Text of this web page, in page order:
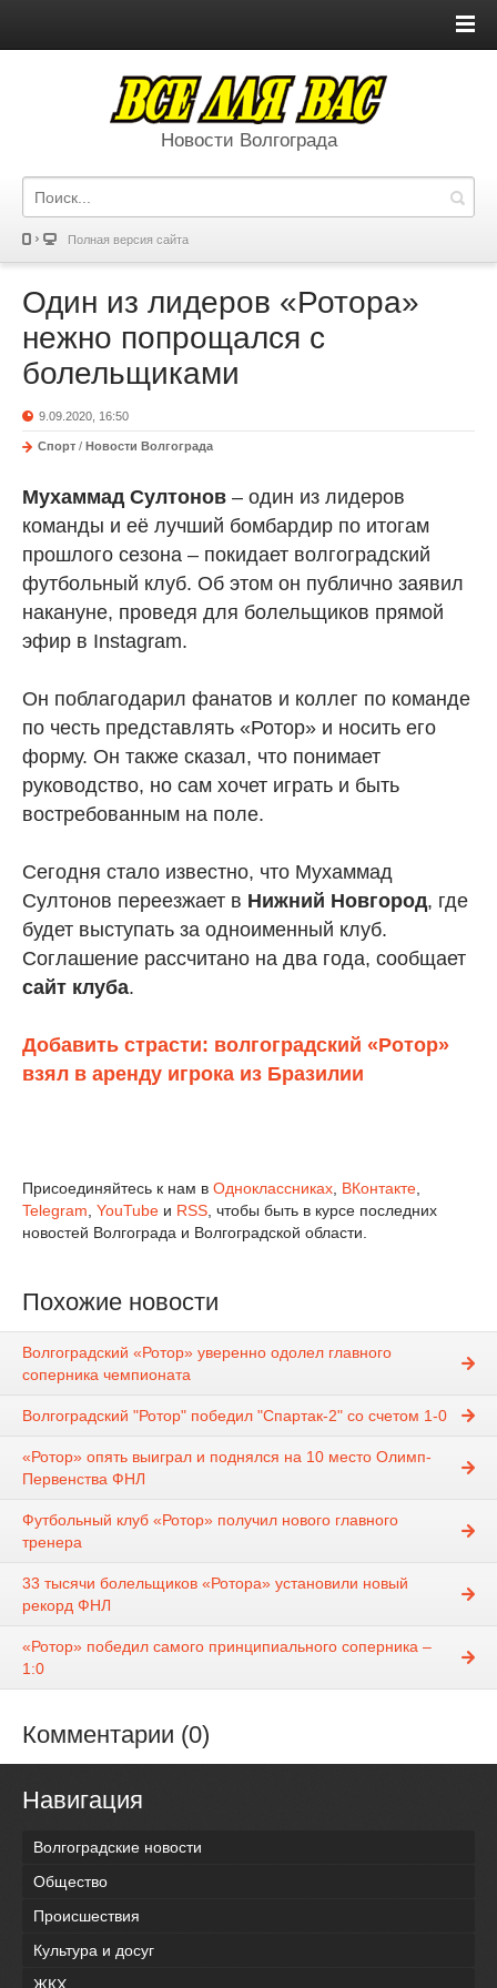
Новости Волгограда
Полная версия сайта
Один из лидеров «Ротора»
нежно попрощался с
болельщиками
9.09.2020, 16:50
Спорт / Новости Волгограда
Мухаммад Султонов – один из лидеров
команды и её лучший бомбардир по итогам
прошлого сезона – покидает волгоградский
футбольный клуб. Об этом он публично заявил
накануне, проведя для болельщиков прямой
эфир в Instagram.
Он поблагодарил фанатов и коллег по команде
по честь представлять «Ротор» и носить его
форму. Он также сказал, что понимает
руководство, но сам хочет играть и быть
востребованным на поле.
Сегодня стало известно, что Мухаммад
Султонов переезжает в Нижний Новгород, где
будет выступать за одноименный клуб.
Соглашение рассчитано на два года, сообщает
сайт клуба.
Добавить страсти: волгоградский «Ротор»
взял в аренду игрока из Бразилии
Присоединяйтесь к нам в Одноклассниках ВКонтакте
Telegram YouTube и RSS , чтобы быть в курсе последних
новостей Волгограда и Волгоградской области.
Похожие новости
Волгоградский «Ротор» уверенно одолел главного
соперника чемпионата
Волгоградский "Ротор" победил "Спартак-2" со счетом 1-0
«Ротор» опять выиграл и поднялся на 10 место Олимп-
Первенства ФНЛ
Футбольный клуб «Ротор» получил нового главного
тренера
33 тысячи болельщиков «Ротора» установили новый
рекорд ФНЛ
«Ротор» победил самого принципиального соперника –
1:0
Комментарии (0)
Навигация
Волгоградские новости
Общество
Происшествия
Культура и досуг
ЖКХ